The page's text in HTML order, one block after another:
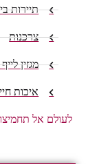
תיירות
צרכנות
מגזין
איכות
לעולם אל